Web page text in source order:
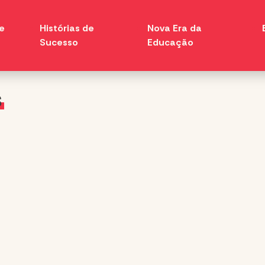
Histórias de
Sucesso
Nova Era da
Educação